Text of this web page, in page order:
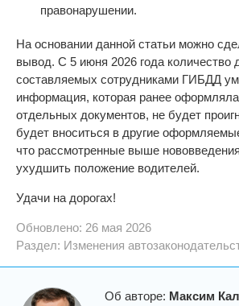
правонарушении.
На основании данной статьи можно
вывод. С 5 июня 2026 года количество
составляемых сотрудниками ГИБДД
информация, которая ранее
отдельных документов, не будет
будет вноситься в другие
что рассмотренные выше
ухудшить положение водителей.
Удачи на дорогах!
Обновлено: 26 мая 2026
Раздел: Изменения
Об авторе: Максим